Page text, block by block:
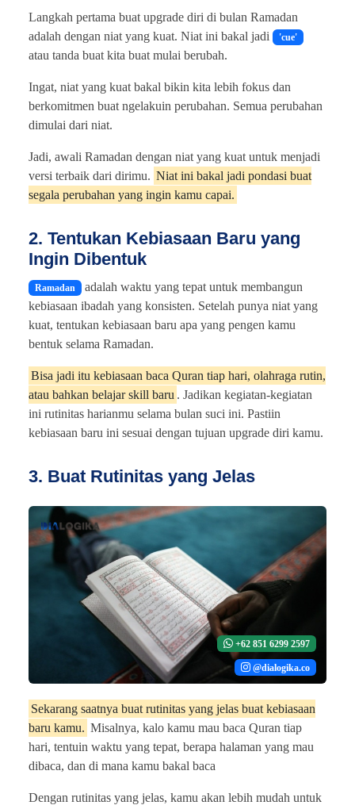
Langkah pertama buat upgrade diri di bulan Ramadan
adalah dengan niat yang kuat. Niat ini bakal jadi
'cue'
atau tanda buat kita buat mulai berubah.
Ingat, niat yang kuat bakal bikin kita lebih fokus dan
berkomitmen buat ngelakuin perubahan. Semua perubahan
dimulai dari niat.
Jadi, awali Ramadan dengan niat yang kuat untuk menjadi
versi terbaik dari dirimu. Niat ini bakal jadi pondasi buat
segala perubahan yang ingin kamu capai.
2. Tentukan Kebiasaan Baru yang
Ingin Dibentuk
Ramadan adalah waktu yang tepat untuk membangun
kebiasaan ibadah yang konsisten. Setelah punya niat yang
kuat, tentukan kebiasaan baru apa yang pengen kamu
bentuk selama Ramadan.
Bisa jadi itu kebiasaan baca Quran tiap hari, olahraga rutin,
atau bahkan belajar skill baru . Jadikan kegiatan-kegiatan
ini rutinitas harianmu selama bulan suci ini. Pastiin
kebiasaan baru ini sesuai dengan tujuan upgrade diri kamu.
3. Buat Rutinitas yang Jelas
+62 851 6299 2597
@dialogika.co
Sekarang saatnya buat rutinitas yang jelas buat kebiasaan
baru kamu. Misalnya, kalo kamu mau baca Quran tiap
hari, tentuin waktu yang tepat, berapa halaman yang mau
dibaca, dan di mana kamu bakal baca
Dengan rutinitas yang jelas, kamu akan lebih mudah untuk